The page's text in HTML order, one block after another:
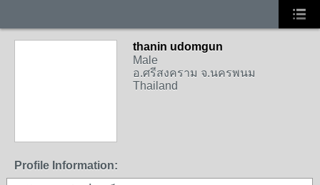
thanin udomgun
Male
อ.ศรีสงคราม จ.นครพนม
Thailand
Profile Information: